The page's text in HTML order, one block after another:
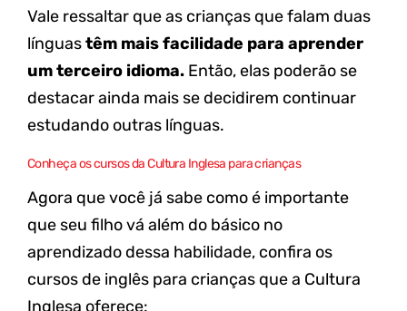
Vale ressaltar que as crianças que falam duas
línguastêm mais facilidade para aprender
um terceiro idioma. Então, elas poderão se
destacar ainda mais se decidirem continuar
estudando outras línguas.
Conheça os cursos da Cultura Inglesa para crianças
Agora que você já sabe como é importante
que seu filho vá além do básico no
aprendizado dessa habilidade, confira os
cursos de inglês para crianças que a Cultura
Inglesa oferece: